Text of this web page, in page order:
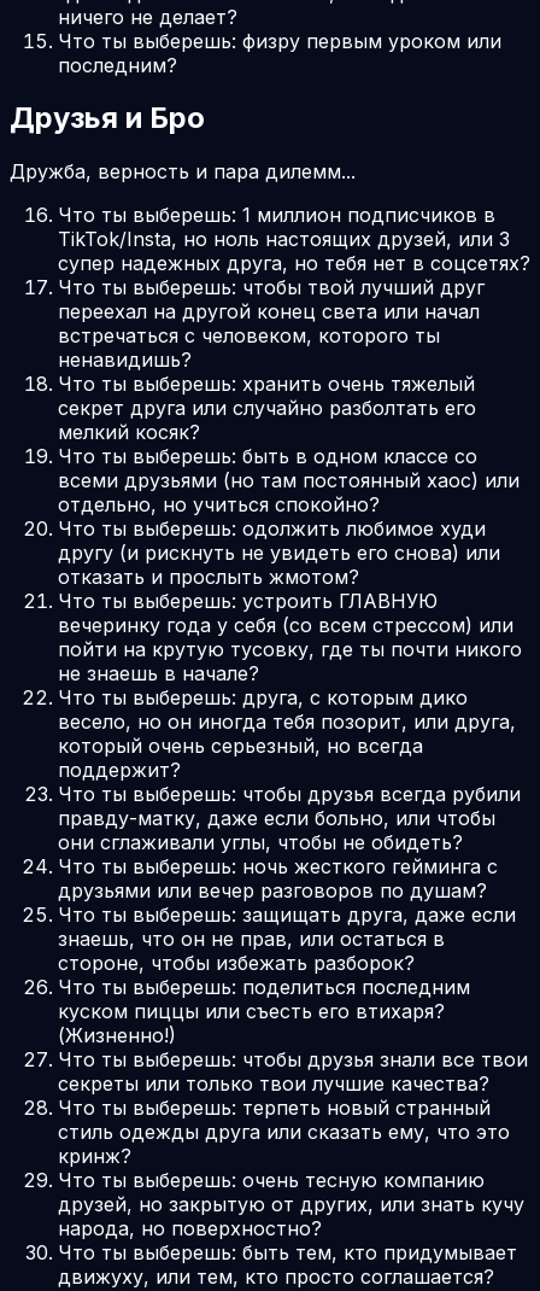
ничего не делает?
Что ты выберешь: физру первым уроком или
последним?
Друзья и Бро
Дружба, верность и пара дилемм...
Что ты выберешь: 1 миллион подписчиков в
TikTok/Insta, но ноль настоящих друзей, или 3
супер надежных друга, но тебя нет в соцсетях?
Что ты выберешь: чтобы твой лучший друг
переехал на другой конец света или начал
встречаться с человеком, которого ты
ненавидишь?
Что ты выберешь: хранить очень тяжелый
секрет друга или случайно разболтать его
мелкий косяк?
Что ты выберешь: быть в одном классе со
всеми друзьями (но там постоянный хаос) или
отдельно, но учиться спокойно?
Что ты выберешь: одолжить любимое худи
другу (и рискнуть не увидеть его снова) или
отказать и прослыть жмотом?
Что ты выберешь: устроить ГЛАВНУЮ
вечеринку года у себя (со всем стрессом) или
пойти на крутую тусовку, где ты почти никого
не знаешь в начале?
Что ты выберешь: друга, с которым дико
весело, но он иногда тебя позорит, или друга,
который очень серьезный, но всегда
поддержит?
Что ты выберешь: чтобы друзья всегда рубили
правду-матку, даже если больно, или чтобы
они сглаживали углы, чтобы не обидеть?
Что ты выберешь: ночь жесткого гейминга с
друзьями или вечер разговоров по душам?
Что ты выберешь: защищать друга, даже если
знаешь, что он не прав, или остаться в
стороне, чтобы избежать разборок?
Что ты выберешь: поделиться последним
куском пиццы или съесть его втихаря?
(Жизненно!)
Что ты выберешь: чтобы друзья знали все твои
секреты или только твои лучшие качества?
Что ты выберешь: терпеть новый странный
стиль одежды друга или сказать ему, что это
кринж?
Что ты выберешь: очень тесную компанию
друзей, но закрытую от других, или знать кучу
народа, но поверхностно?
Что ты выберешь: быть тем, кто придумывает
движуху, или тем, кто просто соглашается?